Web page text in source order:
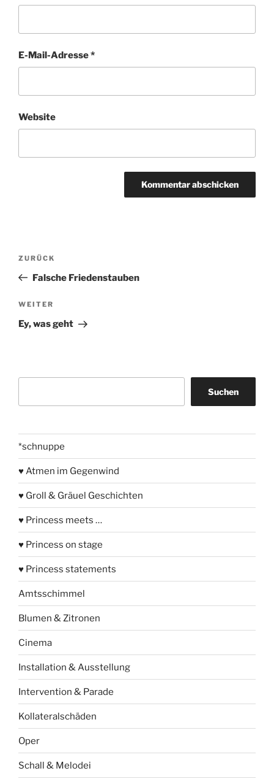
E-Mail-Adresse*
Website
Beitragsnavigation
Vorheriger
Beitrag
ZURÜCK
Falsche Friedenstauben
Nächster
Beitrag
WEITER
Ey, was geht
Suchen
*schnuppe
♥ Atmen im Gegenwind
♥ Groll & Gräuel Geschichten
♥ Princess meets …
♥ Princess on stage
♥ Princess statements
Amtsschimmel
Blumen & Zitronen
Cinema
Installation & Ausstellung
Intervention & Parade
Kollateralschäden
Oper
Schall & Melodei